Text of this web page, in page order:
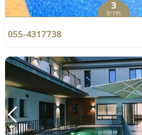
3
חדרים
055-4317738